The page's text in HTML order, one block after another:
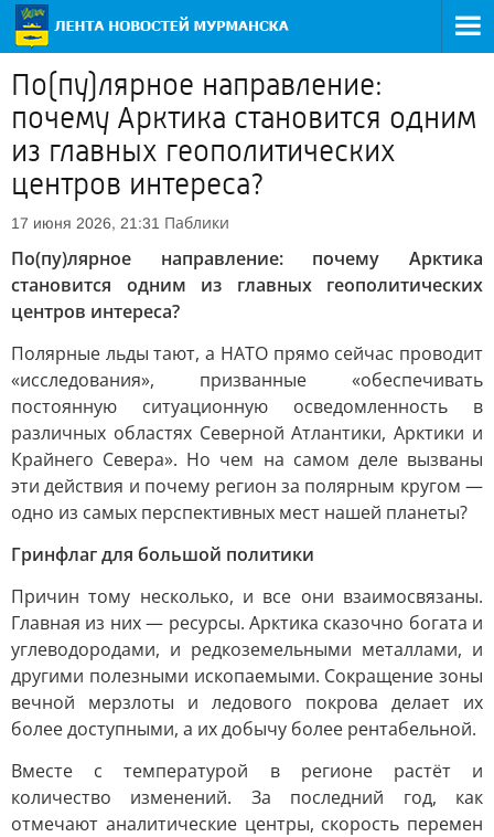
По(пу)лярное направление:
почему Арктика становится одним
из главных геополитических
центров интереса?
17 июня 2026, 21:31 Паблики
По(пу)лярное направление: почему Арктика
становится одним из главных геополитических
центров интереса?
Полярные льды тают, а НАТО прямо сейчас проводит
«исследования», призванные «обеспечивать
постоянную ситуационную осведомленность в
различных областях Северной Атлантики, Арктики и
Крайнего Севера». Но чем на самом деле вызваны
эти действия и почему регион за полярным кругом —
одно из самых перспективных мест нашей планеты?
Гринфлаг для большой политики
Причин тому несколько, и все они взаимосвязаны.
Главная из них — ресурсы. Арктика сказочно богата и
углеводородами, и редкоземельными металлами, и
другими полезными ископаемыми. Сокращение зоны
вечной мерзлоты и ледового покрова делает их
более доступными, а их добычу более рентабельной.
Вместе с температурой в регионе растёт и
количество изменений. За последний год, как
отмечают аналитические центры, скорость перемен